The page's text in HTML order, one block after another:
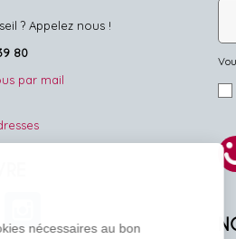
? Appelez nous !
80
par mail
nécessaires au bon